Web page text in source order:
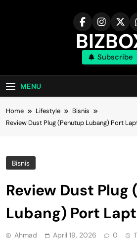
Bizbox – Media
Subscribe
MENU
Home Lifestyle
Bisnis
Review Dust Plug (Penutup Lubang) Port
Bisnis
Review Dust Plug
Lubang) Port
Ahmad April 19, 2026 0